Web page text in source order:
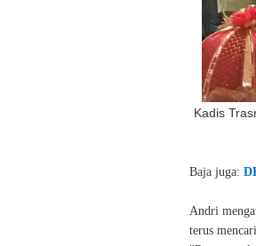
Kadis
Baja juga:
Andri
terus